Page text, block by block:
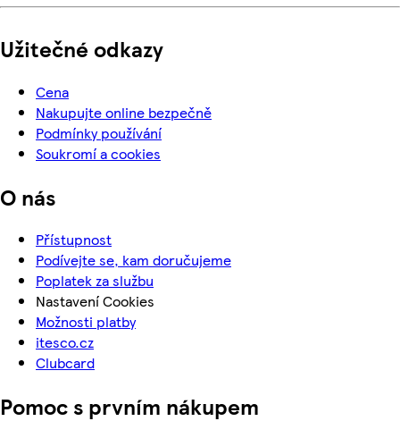
Užitečné odkazy
Cena
Nakupujte online bezpečně
Podmínky používání
Soukromí a cookies
O nás
Přístupnost
Podívejte se, kam doručujeme
Poplatek za službu
Nastavení Cookies
Možnosti platby
itesco.cz
Clubcard
Pomoc s prvním nákupem